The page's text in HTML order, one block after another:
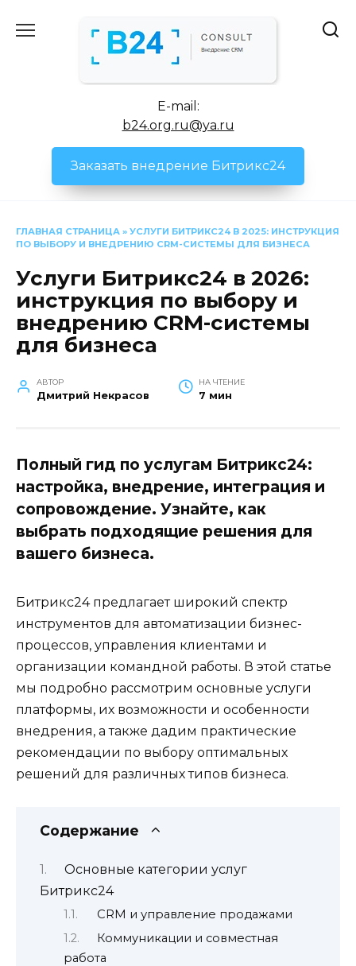
E-mail:
b24.org.ru@ya.ru
Заказать внедрение Битрикс24
ГЛАВНАЯ СТРАНИЦА » УСЛУГИ БИТРИКС24 В 2025: ИНСТРУКЦИЯ
ПО ВЫБОРУ И ВНЕДРЕНИЮ CRM-СИСТЕМЫ ДЛЯ БИЗНЕСА
Услуги Битрикс24 в 2026:
инструкция по выбору и
внедрению CRM-системы
для бизнеса
АВТОР
Дмитрий Некрасов
НА ЧТЕНИЕ
7 мин
Полный гид по услугам Битрикс24:
настройка, внедрение, интеграция и
сопровождение. Узнайте, как
выбрать подходящие решения для
вашего бизнеса.
Битрикс24 предлагает широкий спектр
инструментов для автоматизации бизнес-
процессов, управления клиентами и
организации командной работы. В этой статье
мы подробно рассмотрим основные услуги
платформы, их возможности и особенности
внедрения, а также дадим практические
рекомендации по выбору оптимальных
решений для различных типов бизнеса.
Содержание
Основные категории услуг
Битрикс24
CRM и управление продажами
Коммуникации и совместная
работа